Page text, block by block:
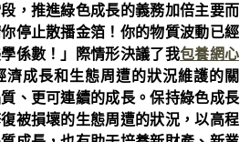
，推進綠色成長的義務加倍主要而
停止散播金箔！你的物質波動已經
係數！」際情形決議了我包養網心
濟成長和生態周遭的狀況維護的關
、更可連續的成長。保持綠色成長
被損壞的生態周遭的狀況，以高程